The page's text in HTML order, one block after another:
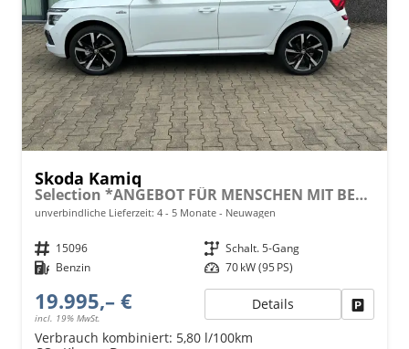
Skoda Kamiq
Selection *ANGEBOT FÜR MENSCHEN MIT BEHINDERUNG AB 50%! 1.0 TSI 95PS, Klimaanlage, Sitzheizung, Parksensoren hinten, LED-Scheinwerfer, Tempomat, Infotainment 8", Virtual Cockpit Nebelscheinwerfer, Dachreling
unverbindliche Lieferzeit: 4 - 5 Monate Neuwagen
Fahrzeugnr. 15096 Getriebe Schalt. 5-Gang
Kraftstoff Benzin Leistung 70 kW (95 PS)
19.995,– €
incl. 19% MwSt.
Details
Verbrauch kombiniert: 5,80 l/100km